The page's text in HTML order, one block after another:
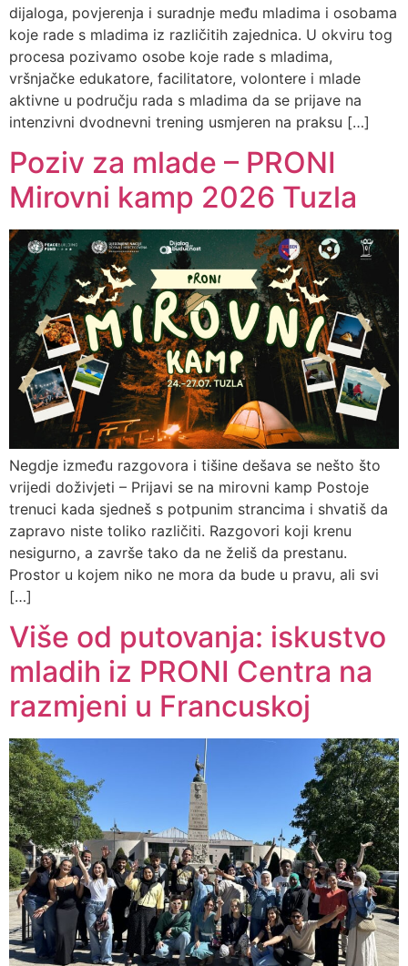
dijaloga, povjerenja i suradnje među mladima i osobama
koje rade s mladima iz različitih zajednica. U okviru tog
procesa pozivamo osobe koje rade s mladima,
vršnjačke edukatore, facilitatore, volontere i mlade
aktivne u području rada s mladima da se prijave na
intenzivni dvodnevni trening usmjeren na praksu […]
Poziv za mlade – PRONI
Mirovni kamp 2026 Tuzla
Negdje između razgovora i tišine dešava se nešto što
vrijedi doživjeti – Prijavi se na mirovni kamp Postoje
trenuci kada sjedneš s potpunim strancima i shvatiš da
zapravo niste toliko različiti. Razgovori koji krenu
nesigurno, a završe tako da ne želiš da prestanu.
Prostor u kojem niko ne mora da bude u pravu, ali svi
[…]
Više od putovanja: iskustvo
mladih iz PRONI Centra na
razmjeni u Francuskoj